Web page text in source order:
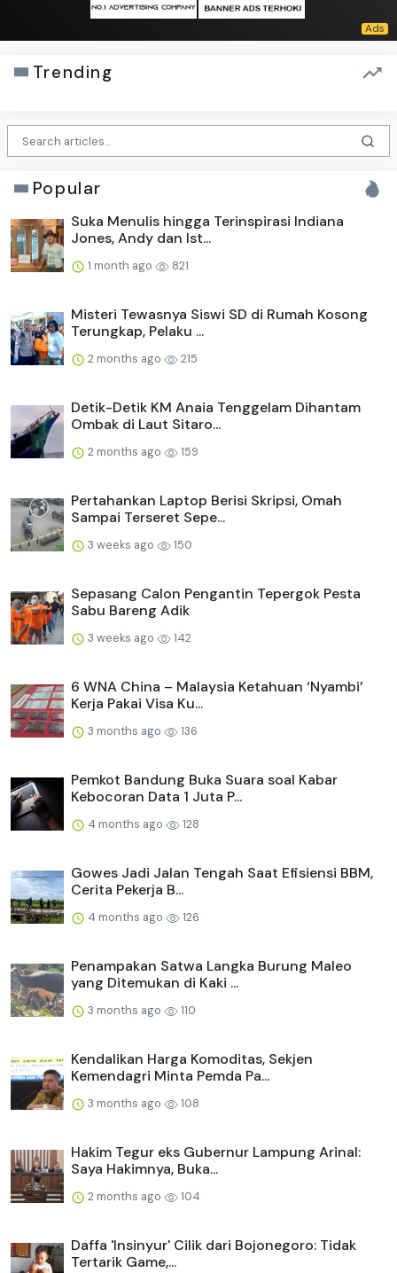
Trending
Popular
Suka Menulis hingga Terinspirasi Indiana
Jones, Andy dan Ist...
1 month ago 821
Misteri Tewasnya Siswi SD di Rumah Kosong
Terungkap, Pelaku ...
2 months ago 215
Detik-Detik KM Anaia Tenggelam Dihantam
Ombak di Laut Sitaro...
2 months ago 159
Pertahankan Laptop Berisi Skripsi, Omah
Sampai Terseret Sepe...
3 weeks ago 150
Sepasang Calon Pengantin Tepergok Pesta
Sabu Bareng Adik
3 weeks ago 142
6 WNA China – Malaysia Ketahuan ‘Nyambi’
Kerja Pakai Visa Ku...
3 months ago 136
Pemkot Bandung Buka Suara soal Kabar
Kebocoran Data 1 Juta P...
4 months ago 128
Gowes Jadi Jalan Tengah Saat Efisiensi BBM,
Cerita Pekerja B...
4 months ago 126
Penampakan Satwa Langka Burung Maleo
yang Ditemukan di Kaki ...
3 months ago 110
Kendalikan Harga Komoditas, Sekjen
Kemendagri Minta Pemda Pa...
3 months ago 108
Hakim Tegur eks Gubernur Lampung Arinal:
Saya Hakimnya, Buka...
2 months ago 104
Daffa 'Insinyur' Cilik dari Bojonegoro: Tidak
Tertarik Game,...